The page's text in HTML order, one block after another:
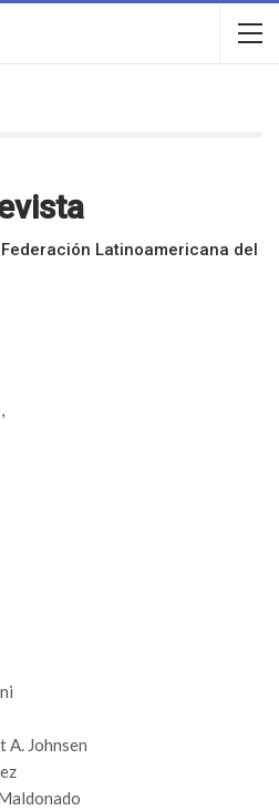
Latinoamericana del
Johnsen